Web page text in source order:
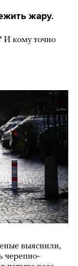
жару.
И кому точно
выяснили,
черепно-